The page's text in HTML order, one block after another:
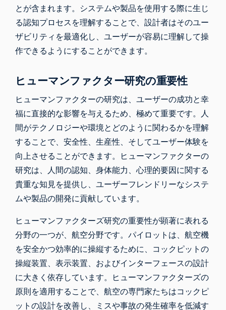
とが含まれます。システムや製品を使用する際に生じ
る認知プロセスを理解することで、設計者はそのユー
ザビリティを最適化し、ユーザーが容易に理解して操
作できるようにすることができます。
ヒューマンファクター研究の重要性
ヒューマンファクターの研究は、ユーザーの成功と幸
福に直接的な影響を与えるため、極めて重要です。人
間がテクノロジーや環境とどのように関わるかを理解
することで、安全性、生産性、そしてユーザー体験を
向上させることができます。
ヒューマンファクターの
研究は 、人間の認知、身体能力、心理的要因に関する
貴重な知見を提供し、ユーザーフレンドリーなシステ
ムや製品の開発に貢献しています。
ヒューマンファクターズ研究の重要性が顕著に表れる
分野の一つが、航空分野です。パイロットは、航空機
を安全かつ効率的に操縦するために、コックピットの
操縦装置、表示装置、およびインターフェースの設計
に大きく依存しています。ヒューマンファクターズの
原則を適用することで、航空の専門家たちはコックピ
ットの設計を改善し、ミスや事故の発生確率を低減す